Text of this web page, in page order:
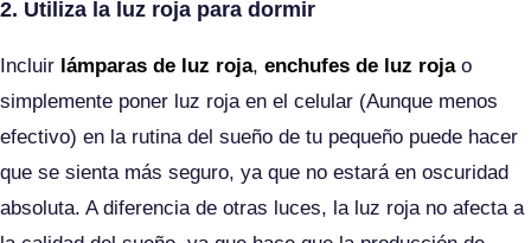
2. Utiliza la luz roja para dormir
Incluir lámparas de luz roja, enchufes de luz roja o
simplemente poner luz roja en el celular (Aunque menos
efectivo) en la rutina del sueño de tu pequeño puede hacer
que se sienta más seguro, ya que no estará en oscuridad
absoluta. A diferencia de otras luces, la luz roja no afecta a